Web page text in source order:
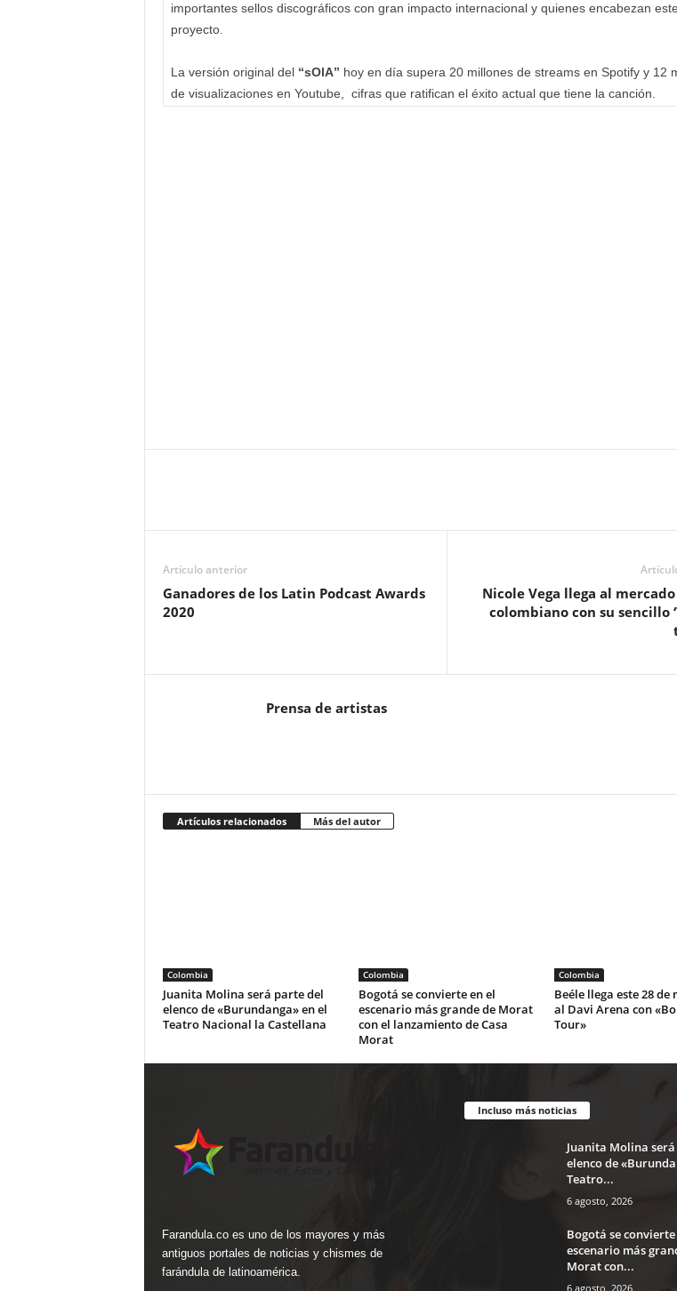
importantes sellos discográficos con gran impacto internacional y quienes encabezan este
proyecto.
La versión original del “sOlA” hoy en día supera 20 millones de streams en Spotify y 12
de visualizaciones en Youtube, cifras que ratifican el éxito actual que tiene la canción.
Artículo anterior
Ganadores de los Latin Podcast Awards
2020
Nicole Vega llega al
colombiano con su sencillo
Prensa de artistas
Artículos relacionados Más del autor
Colombia
Juanita Molina será parte del
elenco de «Burundanga» en el
Teatro Nacional la Castellana
Colombia
Bogotá se convierte en el
escenario más grande de Morat
con el lanzamiento de Casa
Morat
Colombia
Beéle llega este 28 de
al Davi Arena con
Tour»
Farandula.co es uno de los mayores y más
antiguos portales de noticias y chismes de
farándula de latinoamérica.
Incluso más noticias
Juanita Molina
elenco de
Teatro...
6 agosto, 2026
Bogotá se convierte
escenario más
Morat con...
6 agosto, 2026